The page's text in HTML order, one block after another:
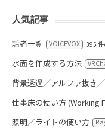
人気記事
話者一覧 VOICEVOX 395
水面を作成する方法
背景透過／アルファ抜き
仕事床の使い方 (Working
照明／ライトの使い方